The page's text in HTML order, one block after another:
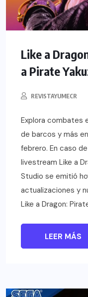
Like a
a Pirate
REVISTAYUMECR
Explora combates
de barcos y más
febrero. En caso
livestream Like a
Studio se emitió
actualizaciones y
Like a Dragon:
LEER MÁS